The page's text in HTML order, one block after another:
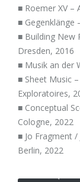
■ Roemer XV –
■ Gegenklänge
■ Building New
Dresden, 2016
■ Musik an der
■ Sheet Music
Exploratoires,
■ Conceptual
Cologne, 2022
■ Jo Fragment
Berlin, 2022